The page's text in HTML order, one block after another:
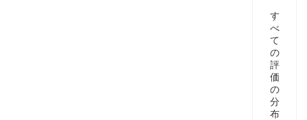
す
べ
て
の
評
価
の
分
布